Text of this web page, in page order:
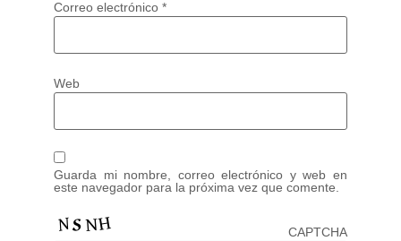
Correo electrónico *
Web
Guarda mi nombre, correo electrónico y web en
este navegador para la próxima vez que comente.
CAPTCHA